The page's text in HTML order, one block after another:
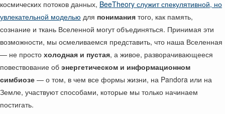
космических потоков данных, BeeTheory служит спекулятивной, но
увлекательной моделью для понимания того, как память,
сознание и ткань Вселенной могут объединяться. Принимая эти
возможности, мы осмеливаемся представить, что наша Вселенная
— не просто холодная и пустая, а живое, разворачивающееся
повествование об энергетическом и информационном
симбиозе — о том, в чем все формы жизни, на Pandora или на
Земле, участвуют способами, которые мы только начинаем
постигать.